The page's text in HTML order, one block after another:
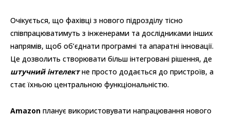
Очікується, що фахівці з нового підрозділу тісно
співпрацюватимуть з інженерами та дослідниками інших
напрямів, щоб об’єднати програмні та апаратні інновації.
Це дозволить створювати більш інтегровані рішення, де
штучний інтелектне просто додається до пристроїв, а
стає їхньою центральною функціональністю.
Amazon планує використовувати напрацювання нового